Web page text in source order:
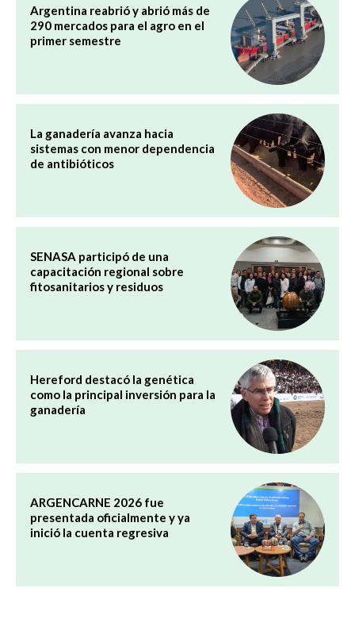
Argentina reabrió y abrió más de
290 mercados para el agro en el
primer semestre
La ganadería avanza hacia
sistemas con menor dependencia
de antibióticos
SENASA participó de una
capacitación regional sobre
fitosanitarios y residuos
Hereford destacó la genética
como la principal inversión para la
ganadería
ARGENCARNE 2026 fue
presentada oficialmente y ya
inició la cuenta regresiva